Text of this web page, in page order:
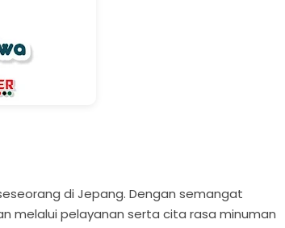
di Jepang. Dengan semangat
melalui pelayanan serta cita rasa minuman